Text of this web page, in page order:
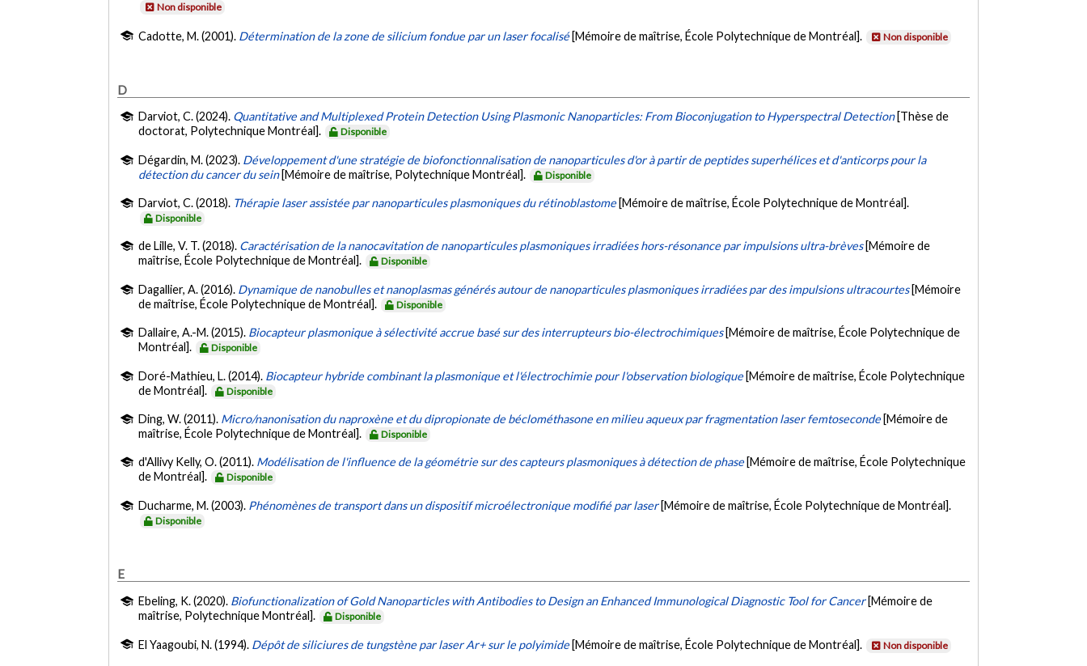
Non disponible
Cadotte, M. (2001). Détermination de la zone de silicium fondue par un laser focalisé [Mémoire de maîtrise, École Polytechnique de Montréal]. Non disponible
D
Darviot, C. (2024). Quantitative and Multiplexed Protein Detection Using Plasmonic Nanoparticles: From Bioconjugation to Hyperspectral Detection [Thèse de
doctorat, Polytechnique Montréal].
Disponible
Dégardin, M. (2023). Développement d'une stratégie de biofonctionnalisation de nanoparticules d'or à partir de peptides superhélices et d'anticorps pour la
détection du cancer du sein [Mémoire de maîtrise, Polytechnique Montréal]. Disponible
Darviot, C. (2018). Thérapie laser assistée par nanoparticules plasmoniques du rétinoblastome [Mémoire de maîtrise, École Polytechnique de Montréal].
Disponible
de Lille, V. T. (2018). Caractérisation de la nanocavitation de nanoparticules plasmoniques irradiées hors-résonance par impulsions ultra-brèves [Mémoire de
maîtrise, École Polytechnique de Montréal].
Disponible
Dagallier, A. (2016). Dynamique de nanobulles et nanoplasmas générés autour de nanoparticules plasmoniques irradiées par des impulsions ultracourtes [Mémoire
de maîtrise, École Polytechnique de Montréal].
Disponible
Dallaire, A.-M. (2015). Biocapteur plasmonique à sélectivité accrue basé sur des interrupteurs bio-électrochimiques [Mémoire de maîtrise, École Polytechnique de
Montréal].
Disponible
Doré-Mathieu, L. (2014). Biocapteur hybride combinant la plasmonique et l'électrochimie pour l'observation biologique [Mémoire de maîtrise, École Polytechnique
de Montréal].
Disponible
Ding, W. (2011). Micro/nanonisation du naproxène et du dipropionate de béclométhasone en milieu aqueux par fragmentation laser femtoseconde [Mémoire de
maîtrise, École Polytechnique de Montréal].
Disponible
d'Allivy Kelly, O. (2011). Modélisation de l'influence de la géométrie sur des capteurs plasmoniques à détection de phase [Mémoire de maîtrise, École Polytechnique
de Montréal].
Disponible
Ducharme, M. (2003). Phénomènes de transport dans un dispositif microélectronique modifié par laser [Mémoire de maîtrise, École Polytechnique de Montréal].
Disponible
E
Ebeling, K. (2020). Biofunctionalization of Gold Nanoparticles with Antibodies to Design an Enhanced Immunological Diagnostic Tool for Cancer [Mémoire de
maîtrise, Polytechnique Montréal].
Disponible
El Yaagoubi, N. (1994). Dépôt de siliciures de tungstène par laser Ar+ sur le polyimide [Mémoire de maîtrise, École Polytechnique de Montréal]. Non disponible